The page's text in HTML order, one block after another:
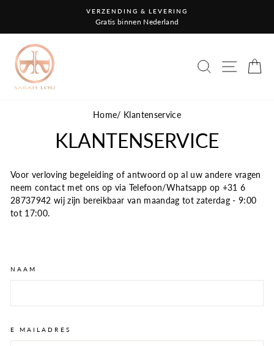
inhoud
VERZENDING & LEVERING
Gratis binnen Nederland
ZOEKEN
Home/ Klantenservice
KLANTENSERVICE
Voor verloving begeleiding of antwoord op al uw andere vragen
neem contact met ons op via Telefoon/Whatsapp op +31 6
28737942 wij zijn bereikbaar van maandag tot zaterdag - 9:00
tot 17:00.
NAAM
E MAILADRES